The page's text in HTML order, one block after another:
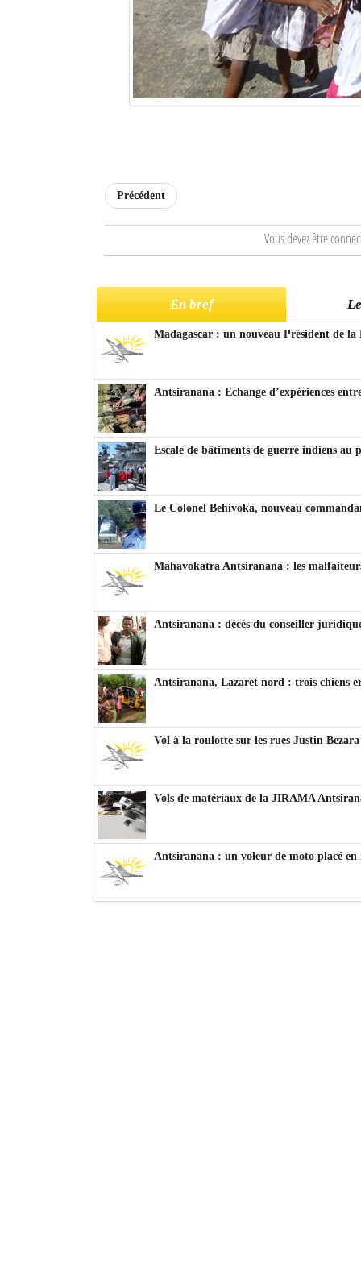
Précédent
Vous devez être
En bref
Madagascar : un nouveau Président de
Antsiranana : Echange d’expériences
Escale de bâtiments de guerre indiens au
Le Colonel Behivoka, nouveau
Mahavokatra Antsiranana : les
Antsiranana : décès du conseiller
Antsiranana, Lazaret nord : trois chiens
Vol à la roulotte sur les rues Justin
Vols de matériaux de la JIRAMA
Antsiranana : un voleur de moto placé en